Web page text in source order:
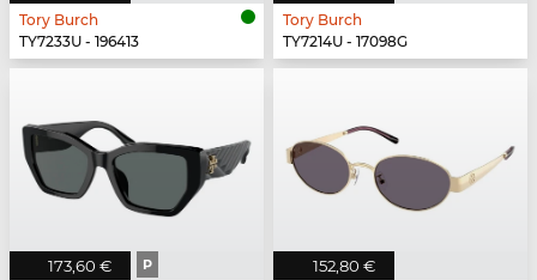
Tory Burch
TY7233U - 196413
Tory Burch
TY7214U - 17098G
173,60 € P 152,80 €